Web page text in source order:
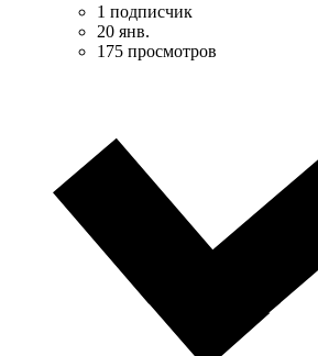
1 подписчик
20 янв.
175 просмотров